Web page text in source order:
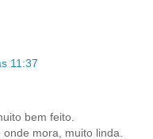
11:37
bem feito.
mora, muito linda.